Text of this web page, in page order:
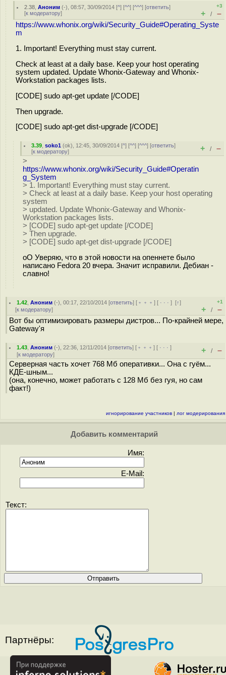
2.38 ,Аноним (-), 08:57, 30/09/2014 [^] [^^] [^^^] [ответить]
[к модератору]
+3
+ / –
https://www.whonix.org/wiki/Security_Guide#Operating_Syste
m
1. Important! Everything must stay current.
Check at least at a daily base. Keep your host operating
system updated. Update Whonix-Gateway and Whonix-
Workstation packages lists.
[CODE] sudo apt-get update [/CODE]
Then upgrade.
[CODE] sudo apt-get dist-upgrade [/CODE]
3.39 ,soko1 (ok), 12:45, 30/09/2014 [^] [^^] [^^^] [ответить]
[к модератору] + / –
>
https://www.whonix.org/wiki/Security_Guide#Operatin
g_System
> 1. Important! Everything must stay current.
> Check at least at a daily base. Keep your host operating
system
> updated. Update Whonix-Gateway and Whonix-
Workstation packages lists.
> [CODE] sudo apt-get update [/CODE]
> Then upgrade.
> [CODE] sudo apt-get dist-upgrade [/CODE]
oO Уверяю, что в этой новости на опеннете было
написано Fedora 20 вчера. Значит исправили. Дебиан -
славно!
1.42 ,Аноним (-), 00:17, 22/10/2014 [ответить] [ ﹢﹢﹢] [ · · ·][↑]
[к модератору]
+1
+ / –
Вот бы оптимизировать размеры дистров... По-крайней мере,
Gateway'я
1.43 ,Аноним (-), 22:36, 12/11/2014 [ответить] [ ﹢﹢﹢] [ · · ·]
[к модератору] + / –
Серверная часть хочет 768 Мб оперативки... Она с гуём...
КДЕ-шным...
(она, конечно, может работать с 128 Мб без гуя, но сам
факт!)
игнорирование участников | лог модерирования
Добавить комментарий
Имя:
E-Mail:
Текст:
Партнёры: